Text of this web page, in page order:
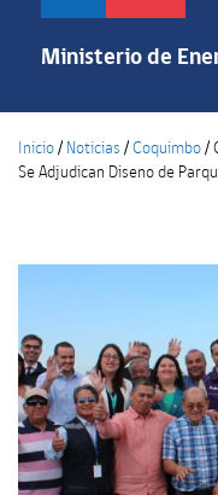
Pasar
contenido
Ministerio de
Inicio/ Noticias /Coquimbo/
Se Adjudican Diseno de